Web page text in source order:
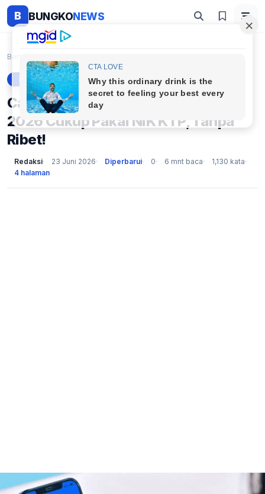
B BUNGKONEWS
Beranda
BERITA
Cara Cek Penerima PKH dan BPNT
2026 Cukup Pakai NIK KTP, Tanpa
Ribet!
Redaksi 23 Juni 2026 Diperbarui 0 6 mnt baca
1,130 kata
4 halaman